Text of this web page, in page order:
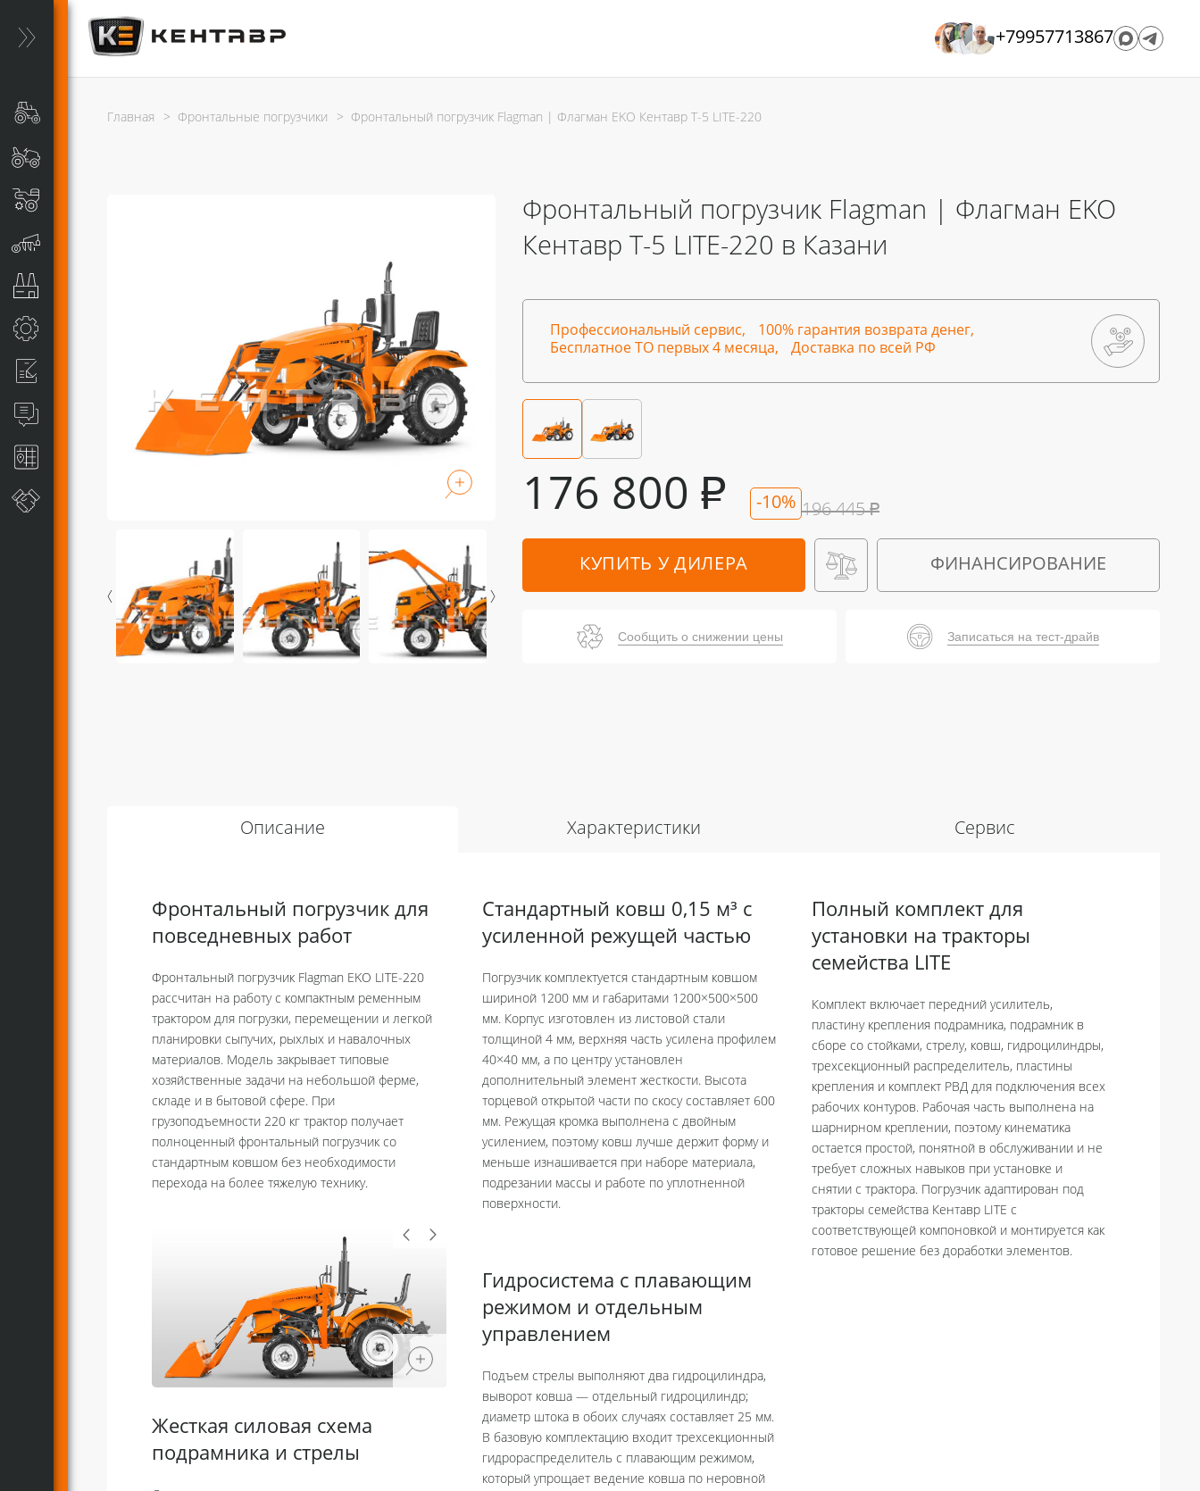
+79957713867
Главная > Фронтальные погрузчики > Фронтальный погрузчик Flagman | Флагман EKO Кентавр Т-5 LITE-220
Фронтальный погрузчик Flagman | Флагман EKO
Кентавр Т-5 LITE-220 в Казани
Профессиональный сервис,
100% гарантия возврата денег,
Бесплатное ТО первых 4 месяца,
Доставка по всей РФ
196 445₽
-10%
176 800 ₽
КУПИТЬ У ДИЛЕРА ФИНАНСИРОВАНИЕ
Сообщить о снижении цены Записаться на тест-драйв
Описание Характеристики Сервис
Фронтальный погрузчик для
повседневных работ
Фронтальный погрузчик Flagman EKO LITE-220
рассчитан на работу с компактным ременным
трактором для погрузки, перемещении и легкой
планировки сыпучих, рыхлых и навалочных
материалов. Модель закрывает типовые
хозяйственные задачи на небольшой ферме,
складе и в бытовой сфере. При
грузоподъемности 220 кг трактор получает
полноценный фронтальный погрузчик со
стандартным ковшом без необходимости
перехода на более тяжелую технику.
Жесткая силовая схема
подрамника и стрелы
Стандартный ковш 0,15 м³ с
усиленной режущей частью
Погрузчик комплектуется стандартным ковшом
шириной 1200 мм и габаритами 1200×500×500
мм. Корпус изготовлен из листовой стали
толщиной 4 мм, верхняя часть усилена профилем
40×40 мм, а по центру установлен
дополнительный элемент жесткости. Высота
торцевой открытой части по скосу составляет 600
мм. Режущая кромка выполнена с двойным
усилением, поэтому ковш лучше держит форму и
меньше изнашивается при наборе материала,
подрезании массы и работе по уплотненной
поверхности.
Гидросистема с плавающим
режимом и отдельным
управлением
Подъем стрелы выполняют два гидроцилиндра,
выворот ковша — отдельный гидроцилиндр;
диаметр штока в обоих случаях составляет 25 мм.
В базовую комплектацию входит трехсекционный
гидрораспределитель с плавающим режимом,
который упрощает ведение ковша по неровной
Полный комплект для
установки на тракторы
семейства LITE
Комплект включает передний усилитель,
пластину крепления подрамника, подрамник в
сборе со стойками, стрелу, ковш, гидроцилиндры,
трехсекционный распределитель, пластины
крепления и комплект РВД для подключения всех
рабочих контуров. Рабочая часть выполнена на
шарнирном креплении, поэтому кинематика
остается простой, понятной в обслуживании и не
требует сложных навыков при установке и
снятии с трактора. Погрузчик адаптирован под
тракторы семейства Кентавр LITE с
соответствующей компоновкой и монтируется как
готовое решение без доработки элементов.